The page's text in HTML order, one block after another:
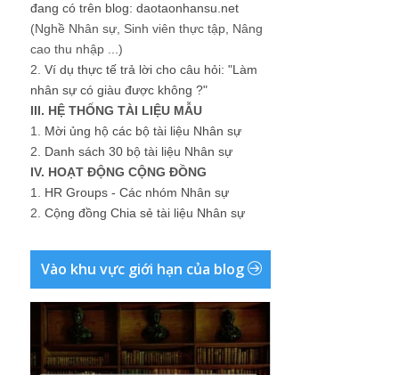
đang có trên blog: daotaonhansu.net
(Nghề Nhân sự, Sinh viên thực tập, Nâng
cao thu nhập ...)
2. Ví dụ thực tế trả lời cho câu hỏi: "Làm
nhân sự có giàu được không ?"
III. HỆ THỐNG TÀI LIỆU MẪU
1. Mời ủng hộ các bộ tài liệu Nhân sự
2. Danh sách 30 bộ tài liệu Nhân sự
IV. HOẠT ĐỘNG CỘNG ĐỒNG
1. HR Groups - Các nhóm Nhân sự
2. Cộng đồng Chia sẻ tài liệu Nhân sự
Vào khu vực giới hạn của blog